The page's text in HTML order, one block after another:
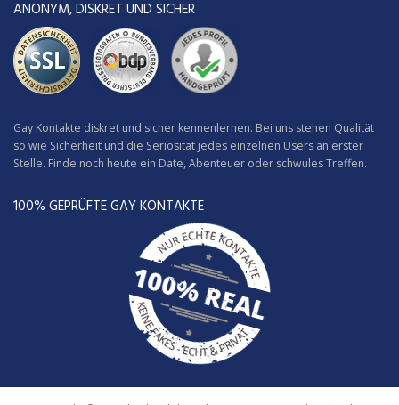
ANONYM, DISKRET UND SICHER
Gay Kontakte diskret und sicher kennenlernen. Bei uns stehen Qualität
so wie Sicherheit und die Seriosität jedes einzelnen Users an erster
Stelle. Finde noch heute ein Date, Abenteuer oder schwules Treffen.
100% GEPRÜFTE GAY KONTAKTE